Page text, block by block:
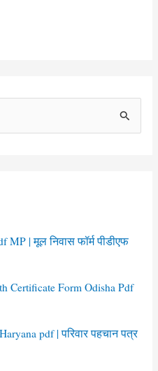
| मूल निवास फॉर्म पीडीएफ
Certificate Form Odisha Pdf
pdf | परिवार पहचान पत्र